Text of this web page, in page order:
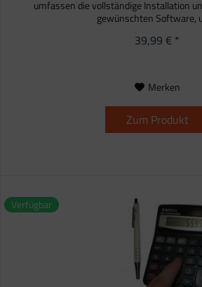
umfassen die vollständige Installation
gewünschten Software,
39,99 € *
Merken
Zum Produkt
Verfügbar